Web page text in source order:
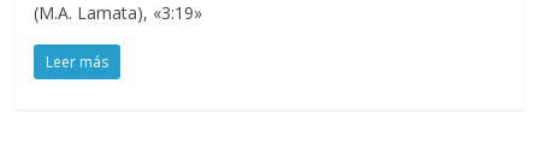
(M.A. Lamata), «3:19»
Leer más